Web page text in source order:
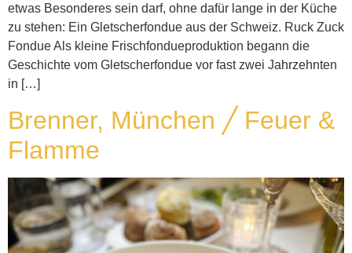
etwas Besonderes sein darf, ohne dafür lange in der Küche
zu stehen: Ein Gletscherfondue aus der Schweiz. Ruck Zuck
Fondue Als kleine Frischfondueproduktion begann die
Geschichte vom Gletscherfondue vor fast zwei Jahrzehnten
in […]
Brenner, München ╱ Feuer &
Flamme